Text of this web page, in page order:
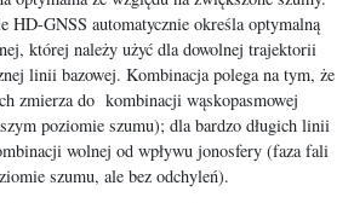
GNSS automatycznie określa optymalną
której należy użyć dla dowolnej trajektorii
linii bazowej. Kombinacja polega na tym, że
zmierza do kombinacji wąskopasmowej
poziomie szumu); dla bardzo długich linii
wolnej od wpływu jonosfery (faza fali
szumu, ale bez odchyleń).